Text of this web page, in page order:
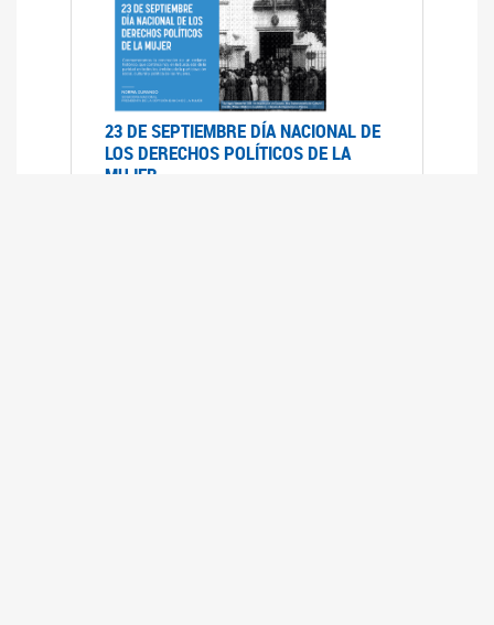
23 DE SEPTIEMBRE DÍA NACIONAL DE
LOS DERECHOS POLÍTICOS DE LA
MUJER